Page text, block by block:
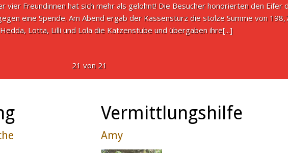
vier Freundinnen hat sich mehr als gelohnt! Die Besucher honorierten den Eifer
eine Spende. Am Abend ergab der Kassensturz die stolze Summe von
Lotta, Lilli und Lola die Katzenstube und übergaben ihre[...]
21 von 21
Vermittlungshilfe
Amy